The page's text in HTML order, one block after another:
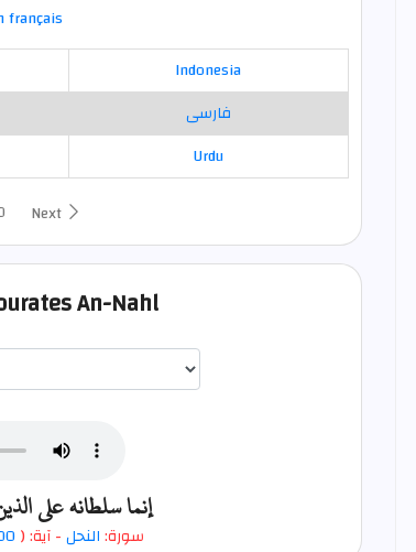
français
Indonesia
فارسی
Urdu
Next
An-Nahl
إنما سلطانه على
سورة:النحل- آية: (